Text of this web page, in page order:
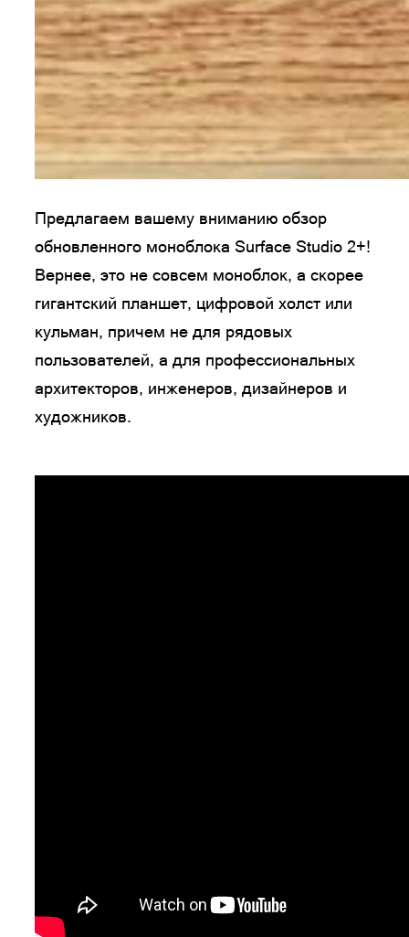
Предлагаем вашему вниманию обзор
обновленного моноблока Surface Studio 2+!
Вернее, это не совсем моноблок, а скорее
гигантский планшет, цифровой холст или
кульман, причем не для рядовых
пользователей, а для профессиональных
архитекторов, инженеров, дизайнеров и
художников.